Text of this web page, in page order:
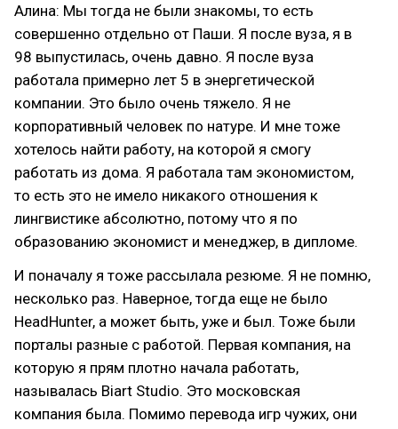
Алина: Мы тогда не были знакомы, то есть
совершенно отдельно от Паши. Я после вуза, я в
98 выпустилась, очень давно. Я после вуза
работала примерно лет 5 в энергетической
компании. Это было очень тяжело. Я не
корпоративный человек по натуре. И мне тоже
хотелось найти работу, на которой я смогу
работать из дома. Я работала там экономистом,
то есть это не имело никакого отношения к
лингвистике абсолютно, потому что я по
образованию экономист и менеджер, в дипломе.
И поначалу я тоже рассылала резюме. Я не помню,
несколько раз. Наверное, тогда еще не было
HeadHunter, а может быть, уже и был. Тоже были
порталы разные с работой. Первая компания, на
которую я прям плотно начала работать,
называлась Biart Studio. Это московская
компания была. Помимо перевода игр чужих, они